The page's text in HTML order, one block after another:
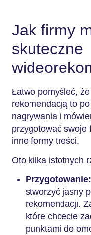
Jak firmy
skuteczne
Łatwo pomyśleć,
rekomendacją to
nagrywania i
przygotować swoje
inne formy treści.
Oto kilka istotnych
Przygotowanie:
stworzyć jasny
rekomendacji.
które chcecie
punktami do